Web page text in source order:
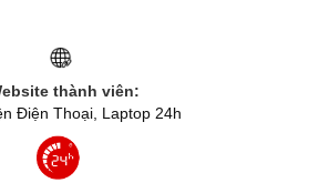
thành viên:
Điện Thoại, Laptop 24h